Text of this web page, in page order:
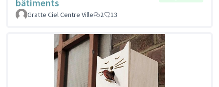
bâtiments
Gratte Ciel Centre Ville 2 13